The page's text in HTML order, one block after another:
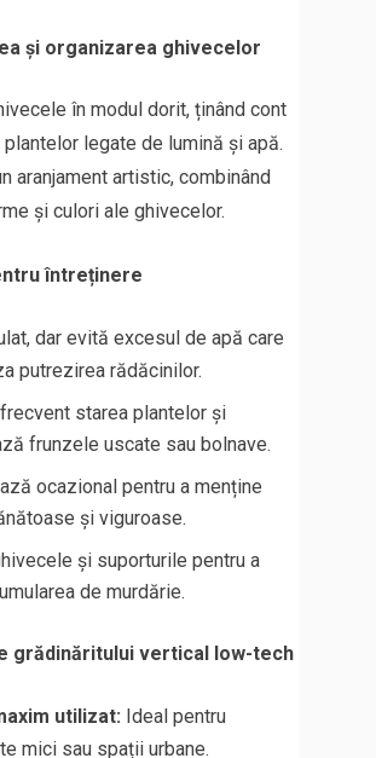
și organizarea ghivecelor
în modul dorit, ținând cont
legate de lumină și apă.
aranjament artistic, combinând
și culori ale ghivecelor.
întreținere
dar evită excesul de apă care
putrezirea rădăcinilor.
starea plantelor și
frunzele uscate sau bolnave.
ocazional pentru a menține
și viguroase.
și suporturile pentru a
de murdărie.
grădinăritului vertical low-tech
utilizat: Ideal pentru
mici sau spații urbane.